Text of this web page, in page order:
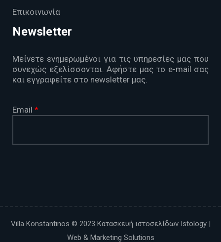
Επικοινωνία
Newsletter
Μείνετε ενημερωμένοι για τις υπηρεσίες μας που
συνεχώς εξελίσσονται. Αφήστε μας το e-mail σας
και εγγραφείτε στο newsletter μας.
Email *
human
Villa Konstantinos © 2023 Κατασκευή ιστοσελίδων Istology |
Web & Marketing Solutions